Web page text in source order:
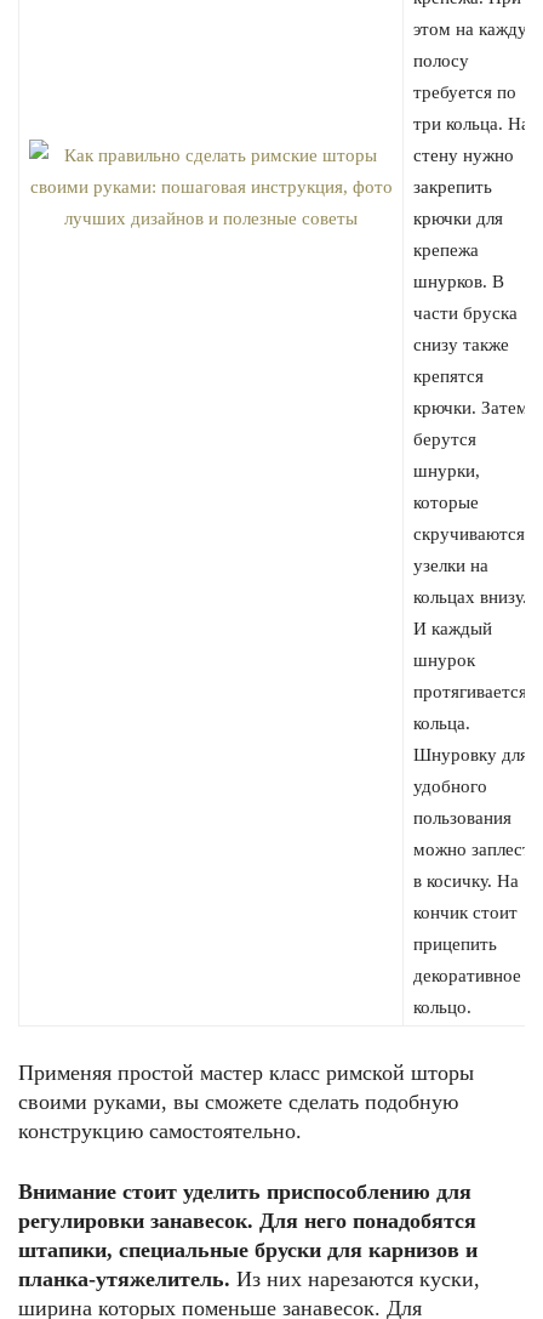
этом на каждую
полосу
требуется по
три кольца. На
стену нужно
закрепить
крючки для
крепежа
шнурков. В
части бруска
снизу также
крепятся
крючки. Затем
берутся
шнурки,
которые
скручиваются в
узелки на
кольцах внизу.
И каждый
шнурок
протягивается в
кольца.
Шнуровку для
удобного
пользования
можно заплести
в косичку. На
кончик стоит
прицепить
декоративное
кольцо.
Применяя простой мастер класс римской шторы
своими руками, вы сможете сделать подобную
конструкцию самостоятельно.
Внимание стоит уделить приспособлению для
регулировки занавесок. Для него понадобятся
штапики, специальные бруски для карнизов и
планка-утяжелитель. Из них нарезаются куски,
ширина которых поменьше занавесок. Для